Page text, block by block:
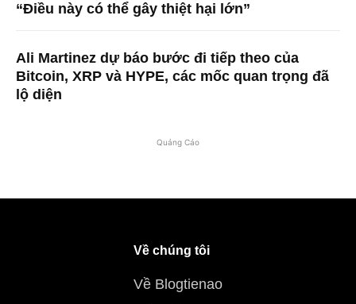
“Điều này có thể gây thiệt hại lớn”
Ali Martinez dự báo bước đi tiếp theo của
Bitcoin, XRP và HYPE, các mốc quan trọng đã
lộ diện
Quảng Cáo
Về chúng tôi
Về Blogtienao